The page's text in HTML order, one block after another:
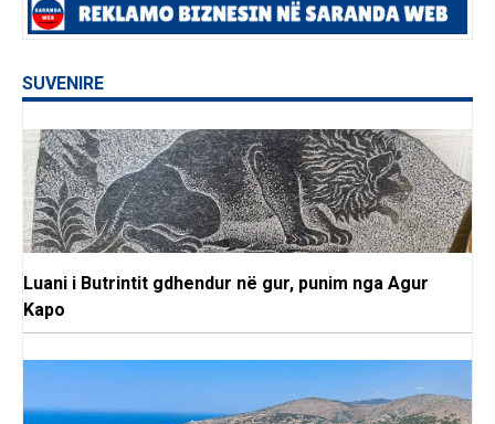
SUVENIRE
Luani i Butrintit gdhendur në gur, punim nga Agur
Kapo